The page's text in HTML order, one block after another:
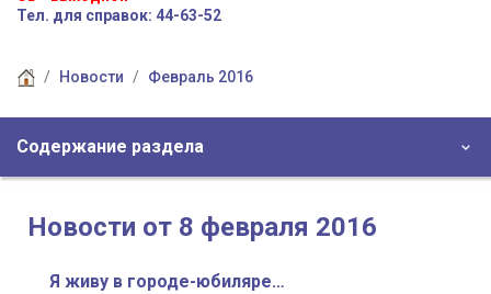
Тел. для справок: 44-63-52
Новости Февраль 2016
Содержание раздела
Новости от 8 февраля 2016
Я живу в городе-юбиляре…